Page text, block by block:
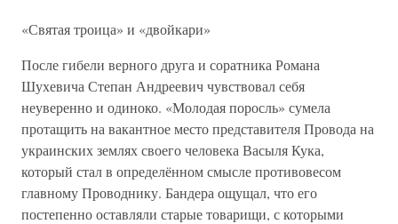
«Святая троица» и «двойкари»
После гибели верного друга и соратника Романа
Шухевича Степан Андреевич чувствовал себя
неуверенно и одиноко. «Молодая поросль» сумела
протащить на вакантное место представителя Провода на
украинских землях своего человека Васыля Кука,
который стал в определённом смысле противовесом
главному Проводнику. Бандера ощущал, что его
постепенно оставляли старые товарищи, с которыми